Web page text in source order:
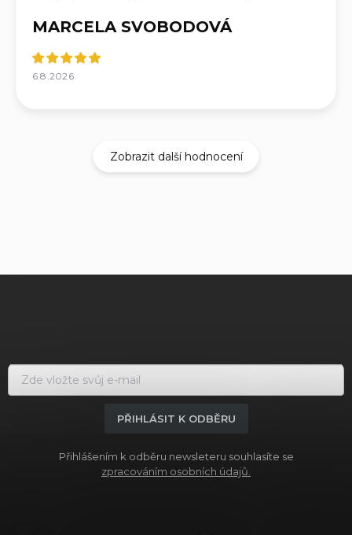
MARCELA SVOBODOVÁ
6.8.2026
Zobrazit další hodnocení
PŘIHLÁSIT K ODBĚRU
Přihlášením k odběru newsleteru souhlasíte se
zpracováním osobních údajů.